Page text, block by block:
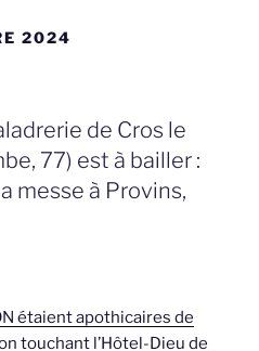
2024
de Cros le
77) est à bailler :
messe à Provins,
étaient apothicaires de
touchant l’Hôtel-Dieu de